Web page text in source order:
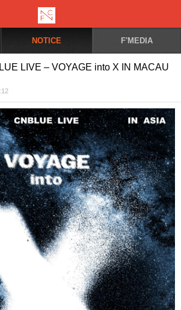
NOTICE F'MEDIA
LIVE – VOYAGE into X IN MACAU